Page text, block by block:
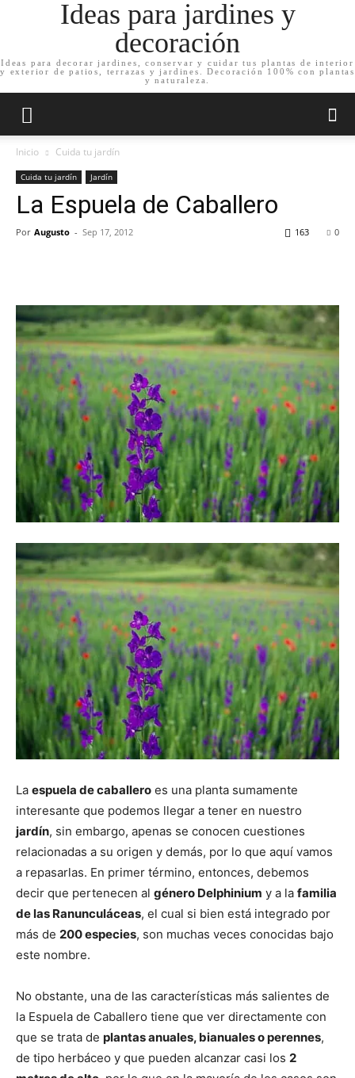
Ideas para jardines y
decoración
Ideas para decorar jardines, conservar y cuidar tus plantas de interior
y exterior de patios, terrazas y jardines. Decoración 100% con plantas
y naturaleza.
Inicio Cuida tu jardín
Cuida tu jardín Jardín
La Espuela de Caballero
Por Augusto - Sep 17, 2012 0
163
La espuela de caballero es una planta sumamente
interesante que podemos llegar a tener en nuestro
jardín, sin embargo, apenas se conocen cuestiones
relacionadas a su origen y demás, por lo que aquí vamos
a repasarlas. En primer término, entonces, debemos
decir que pertenecen al género Delphinium y a la familia
de las Ranunculáceas, el cual si bien está integrado por
más de 200 especies, son muchas veces conocidas bajo
este nombre.
No obstante, una de las características más salientes de
la Espuela de Caballero tiene que ver directamente con
que se trata de plantas anuales, bianuales o perennes,
de tipo herbáceo y que pueden alcanzar casi los 2